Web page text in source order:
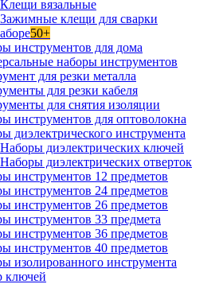
Клещи вязальные
Зажимные клещи для сварки
50+
инструментов для дома
наборы инструментов
для резки металла
для резки кабеля
для снятия изоляции
инструментов для оптоволокна
диэлектрического инструмента
Наборы диэлектрических ключей
Наборы диэлектрических отверток
инструментов 12 предметов
инструментов 24 предметов
инструментов 26 предметов
инструментов 33 предмета
инструментов 36 предметов
инструментов 40 предметов
изолированного инструмента
ключей